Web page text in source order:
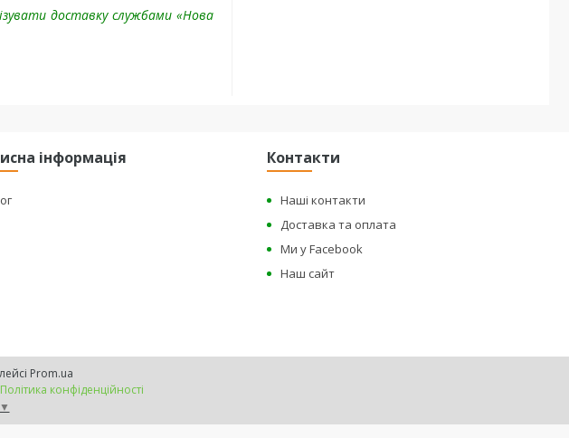
доставку службами «Нова
інформація Контакти
Наші контакти
Доставка та оплата
Ми у Facebook
Наш сайт
Prom.ua
Політика конфіденційності
▼